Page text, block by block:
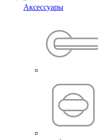
Аксессуары